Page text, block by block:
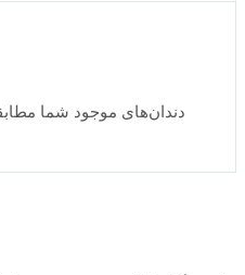
دندان‌های موجود شما مطابقت